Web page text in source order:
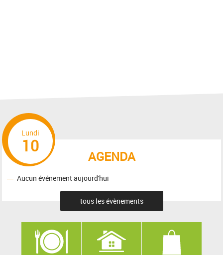
AGENDA
Lundi
10
Aucun événement aujourd'hui
tous les évènements